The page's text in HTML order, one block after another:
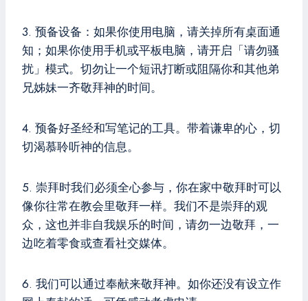
3. 预备设备：如果你使用电脑，请关掉所有桌面通
知；如果你使用手机或平板电脑，请开启「请勿骚
扰」模式。切勿让一个短讯打断或阻隔你和其他弟
兄姊妹一齐敬拜神的时间。
4. 预备好圣经和写笔记的工具。带着谦卑的心，切
切渴慕聆听神的信息。
5. 崇拜时我们必须全心参与，你在家中敬拜时可以
像你往常在教会里敬拜一样。我们不是崇拜的观
众，这也并非自我娱乐的时间，请勿一边敬拜，一
边吃着零食或查看社交媒体。
6. 我们可以通过奉献来敬拜神。如你还没有设立作